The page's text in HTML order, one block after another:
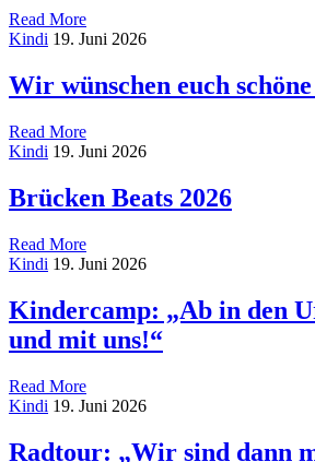
Read More
on
abzocken
Kindi 19. Juni 2026
Wir wünschen euch
Read More
on
wünschen
euch
Sommerferien
Kindi 19. Juni 2026
Brücken Beats 2026
Read More
on
Beats
2026
Kindi 19. Juni 2026
Kindercamp: „Ab in den
und mit uns!“
Read More
on
„Ab
Kindi 19. Juni 2026
Radtour: „Wir sind dann